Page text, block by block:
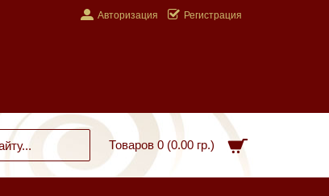
Авторизация Регистрация
Товаров 0 (0.00 гр.)